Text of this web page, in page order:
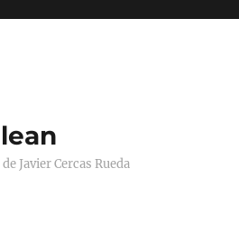
Javier Cercas Rueda